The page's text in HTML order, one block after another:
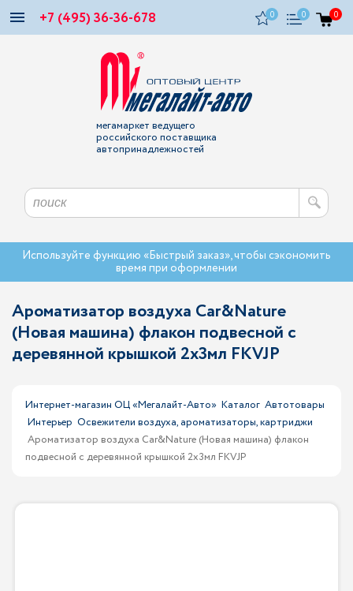
+7 (495) 36-36-678 0 0 0
мегамаркет ведущего
российского поставщика
автопринадлежностей
Используйте функцию «Быстрый заказ», чтобы сэкономить
время при оформлении
Ароматизатор воздуха Car&Nature
(Новая машина) флакон подвесной с
деревянной крышкой 2x3мл FKVJP
Интернет-магазин ОЦ «Мегалайт-Авто» Каталог Автотовары
Интерьер Освежители воздуха, ароматизаторы, картриджи
Ароматизатор воздуха Car&Nature (Новая машина) флакон
подвесной с деревянной крышкой 2x3мл FKVJP